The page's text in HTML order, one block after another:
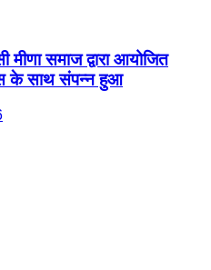
मीणा समाज द्वारा आयोजित
के साथ संपन्न हुआ